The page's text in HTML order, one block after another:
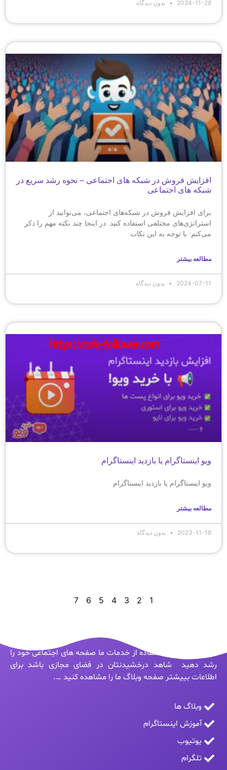
2024-11-28 بدون دیدگاه
افزایش فروش در شبکه های اجتماعی – نحوه رشد سریع در
شبکه های اجتماعی
برای افزایش فروش در شبکه‌های اجتماعی، می‌توانید از
استراتژی‌های مختلفی استفاده کنید. در اینجا چند نکته مهم را ذکر
می‌کنم: با توجه به این نکات
مطالعه بیشتر
2024-07-11 بدون دیدگاه
ویو اینستاگرام یا بازدید اینستاگرام
ویو اینستاگرام یا بازدید اینستاگرام
مطالعه بیشتر
2023-11-18 بدون دیدگاه
1
2
3
4
5
6
7
شما میتوانید با استفاده از خدمات ما صفحه های اجتماعی خود را
رشد دهید شاهد درخشیدنتان در فضای مجازی باشد برای
اطلاعات بییشتر صفحه وبلاگ ما را مشاهده کنید ….
وبلاگ ها
آموزش اینستاگرام
یوتیوب
تلگرام